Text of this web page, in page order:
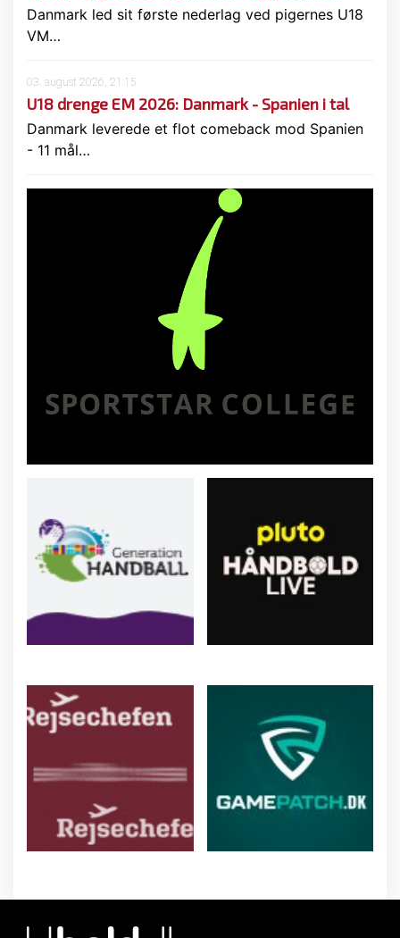
Danmark led sit første nederlag ved pigernes U18
VM…
03. august 2026, 21:15
U18 drenge EM 2026: Danmark - Spanien i tal
Danmark leverede et flot comeback mod Spanien
- 11 mål…